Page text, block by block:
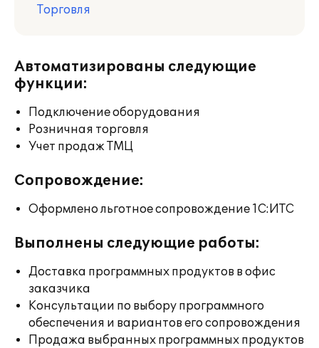
Торговля
Автоматизированы следующие
функции:
Подключение оборудования
Розничная торговля
Учет продаж ТМЦ
Сопровождение:
Оформлено льготное сопровождение 1С:ИТС
Выполнены следующие работы:
Доставка программных продуктов в офис
заказчика
Консультации по выбору программного
обеспечения и вариантов его сопровождения
Продажа выбранных программных продуктов